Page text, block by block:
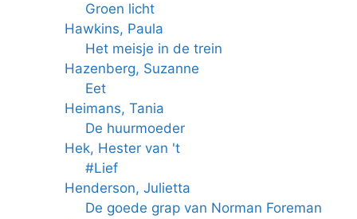
Groen licht
Hawkins, Paula
Het meisje in de trein
Hazenberg, Suzanne
Eet
Heimans, Tania
De huurmoeder
Hek, Hester van 't
#Lief
Henderson, Julietta
De goede grap van Norman Foreman